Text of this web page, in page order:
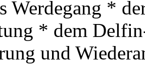
Werdegang *
* dem
und